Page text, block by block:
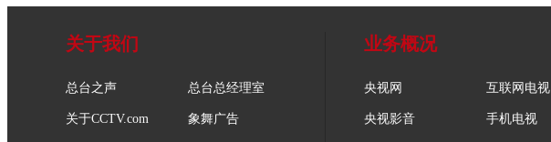
关于我们
总台之声 总台总经理室
关于CCTV.com 象舞广告
业务概况
央视网 互联网电视
央视影音 手机电视